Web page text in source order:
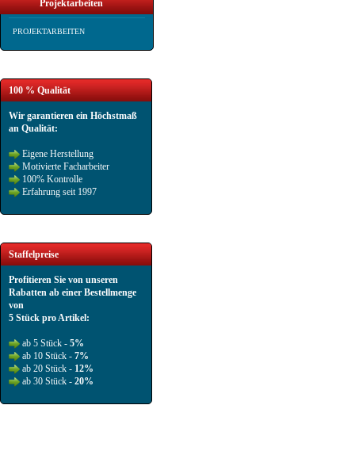
Projektarbeiten
PROJEKTARBEITEN
100 % Qualität
Wir garantieren ein Höchstmaß
an Qualität:
Eigene Herstellung
Motivierte Facharbeiter
100% Kontrolle
Erfahrung seit 1997
Staffelpreise
Profitieren Sie von unseren
Rabatten ab einer Bestellmenge
von
5 Stück pro Artikel:
ab 5 Stück - 5%
ab 10 Stück - 7%
ab 20 Stück - 12%
ab 30 Stück - 20%